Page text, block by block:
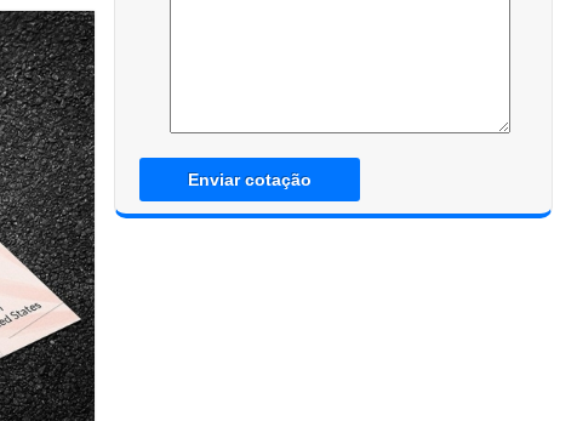
Enviar cotação